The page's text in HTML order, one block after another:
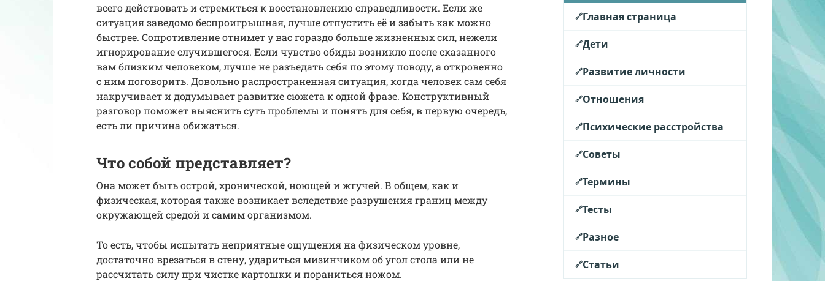
всего действовать и стремиться к восстановлению справедливости. Если же
ситуация заведомо беспроигрышная, лучше отпустить её и забыть как можно
быстрее. Сопротивление отнимет у вас гораздо больше жизненных сил, нежели
игнорирование случившегося. Если чувство обиды возникло после сказанного
вам близким человеком, лучше не разъедать себя по этому поводу, а откровенно
с ним поговорить. Довольно распространенная ситуация, когда человек сам себя
накручивает и додумывает развитие сюжета к одной фразе. Конструктивный
разговор поможет выяснить суть проблемы и понять для себя, в первую очередь,
есть ли причина обижаться.
Что собой представляет?
Она может быть острой, хронической, ноющей и жгучей. В общем, как и
физическая, которая также возникает вследствие разрушения границ между
окружающей средой и самим организмом.
То есть, чтобы испытать неприятные ощущения на физическом уровне,
достаточно врезаться в стену, удариться мизинчиком об угол стола или не
рассчитать силу при чистке картошки и пораниться ножом.
Главная страница
Дети
Развитие личности
Отношения
Психические расстройства
Советы
Термины
Тесты
Разное
Статьи